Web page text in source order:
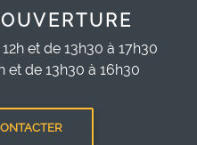
et de 13h30 à 17h30
et de 13h30 à 16h30